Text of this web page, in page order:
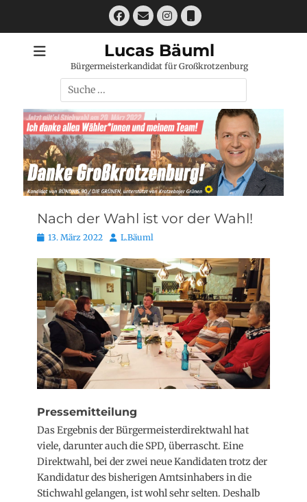
Facebook
E-
Mail
Instagram
Telefon
Lucas Bäuml
Bürgermeisterkandidat für Großkrotzenburg
Suchen
nach:
Nach der Wahl ist vor der Wahl!
Posted
13. März 2022 AutorL.Bäuml
Pressemitteilung
Das Ergebnis der Bürgermeisterdirektwahl hat
viele, darunter auch die SPD, überrascht. Eine
Direktwahl, bei der zwei neue Kandidaten trotz der
Kandidatur des bisherigen Amtsinhabers in die
Stichwahl gelangen, ist wohl sehr selten. Deshalb